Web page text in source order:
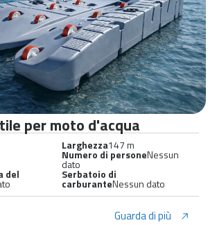
per moto d'acqua
Larghezza147 m
Numero di personeNessun
dato
del Serbatoio di
carburanteNessun dato
Guarda di più